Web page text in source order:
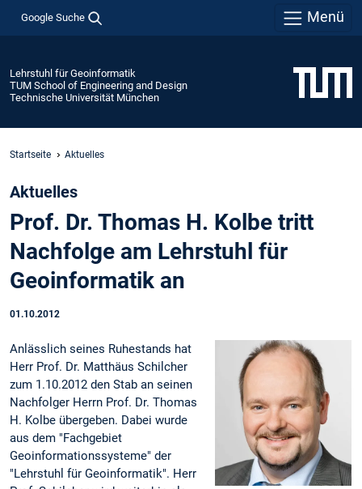
Google Suche Menü
Lehrstuhl für Geoinformatik
TUM School of Engineering and Design
Technische Universität München
Startseite Aktuelles
Aktuelles
Prof. Dr. Thomas H. Kolbe tritt
Nachfolge am Lehrstuhl für
Geoinformatik an
01.10.2012
Anlässlich seines Ruhestands hat
Herr Prof. Dr. Matthäus Schilcher
zum 1.10.2012 den Stab an seinen
Nachfolger Herrn Prof. Dr. Thomas
H. Kolbe übergeben. Dabei wurde
aus dem "Fachgebiet
Geoinformationssysteme" der
"Lehrstuhl für Geoinformatik". Herr